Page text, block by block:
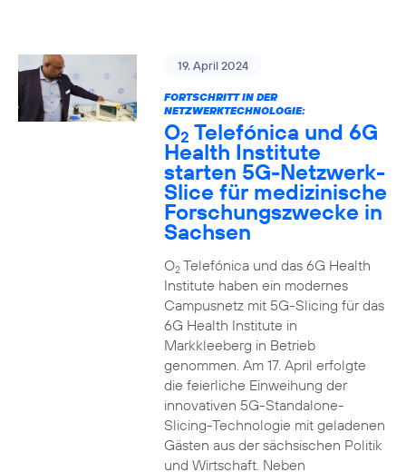
19. April 2024
FORTSCHRITT IN DER
NETZWERKTECHNOLOGIE:
O2 Telefónica und 6G
Health Institute
starten 5G-Netzwerk-
Slice für medizinische
Forschungszwecke in
Sachsen
O2Telefónica und das 6G Health
Institute haben ein modernes
Campusnetz mit 5G-Slicing für das
6G Health Institute in
Markkleeberg in Betrieb
genommen. Am 17. April erfolgte
die feierliche Einweihung der
innovativen 5G-Standalone-
Slicing-Technologie mit geladenen
Gästen aus der sächsischen Politik
und Wirtschaft. Neben